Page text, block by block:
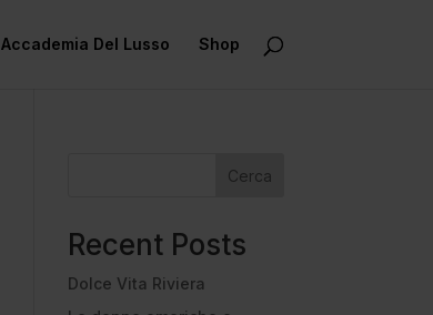
Accademia Del Lusso Shop
Cerca
Recent Posts
Dolce Vita Riviera